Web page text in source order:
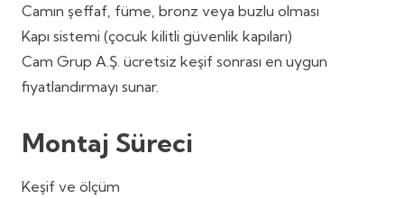
Camın şeffaf, füme, bronz veya buzlu olması
Kapı sistemi (çocuk kilitli güvenlik kapıları)
Cam Grup A.Ş. ücretsiz keşif sonrası en uygun
fiyatlandırmayı sunar.
Montaj Süreci
Keşif ve ölçüm